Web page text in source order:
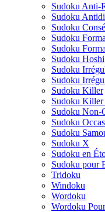
Sudoku Anti-
Sudoku
Sudoku
Sudoku
Sudoku
Sudoku Hoshi
Sudoku
Sudoku
Sudoku Killer
Sudoku Killer
Sudoku Non-
Sudoku
Sudoku
Sudoku X
Sudoku en
Sudoku pour
Tridoku
Windoku
Wordoku
Wordoku